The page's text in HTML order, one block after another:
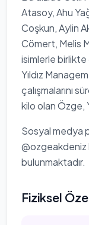
Atasoy, Ahu
Coşkun, Aylin
Cömert, Melis
isimlerle birlikte
Yıldız
çalışmalarını
kilo olan Özge,
Sosyal medya
@ozgeakdeniz
bulunmaktadır.
Fiziksel